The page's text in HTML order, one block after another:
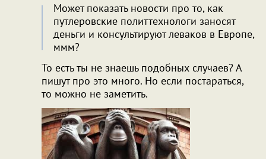
Может показать новости про то, как
путлеровские политтехнологи заносят
деньги и консультируют леваков в Европе,
ммм?
То есть ты не знаешь подобных случаев? А
пишут про это много. Но если постараться,
то можно не заметить.